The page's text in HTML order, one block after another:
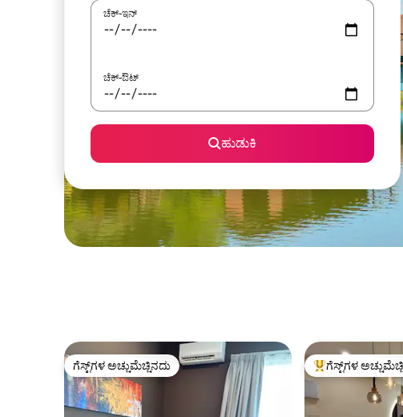
ಚೆಕ್-ಇನ್
ಚೆಕ್-ಔಟ್
ಹುಡುಕಿ
ಗೆಸ್ಟ್‌ಗಳ ಅಚ್ಚುಮೆಚ್ಚಿನದು
ಗೆಸ್ಟ್‌ಗಳ ಅಚ್ಚುಮೆಚ್ಚಿನದು ಗೆಸ್ಟ್‌ಗಳಿಗೆ ಅತಿ ಹೆಚ್ಚು
ಗೆಸ್ಟ್‌ಗಳ